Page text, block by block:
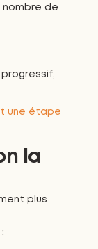
de
une étape
la
plus